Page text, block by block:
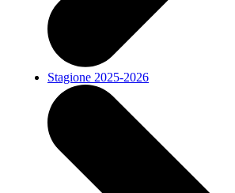
Stagione 2025-2026